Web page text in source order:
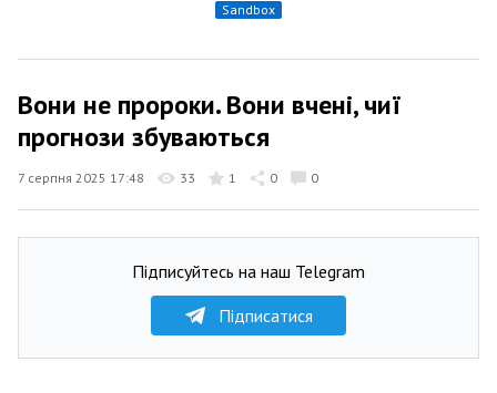
sandbox
Вони не пророки. Вони вчені, чиї
прогнози збуваються
7 серпня 2025 17:48 33 1 0 0
Підписуйтесь на наш Telegram
Підписатися